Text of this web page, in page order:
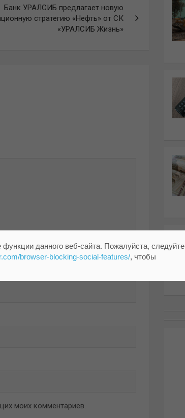
Банк УРАЛСИБ предлагает новую
стратегию «Нефть» от СК
«УРАЛСИБ Жизнь»
моих комментариев.
данного веб-сайта. Пожалуйста, следуйте
browser-blocking-social-features/, чтобы